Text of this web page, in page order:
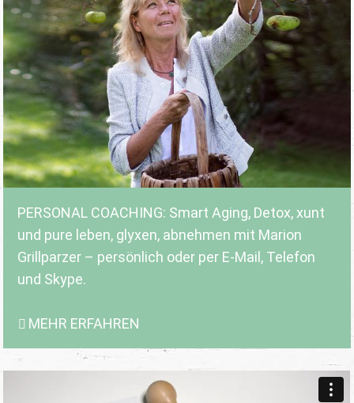
PERSONAL COACHING: Smart Aging, Detox, xunt
und pure leben, glyxen, abnehmen mit Marion
Grillparzer – persönlich oder per E-Mail, Telefon
und Skype.
MEHR ERFAHREN